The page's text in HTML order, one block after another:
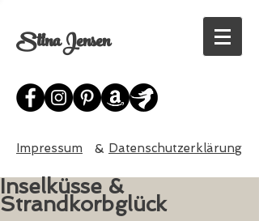
Stina Jensen
Impressum & Datenschutzerklärung
Inselküsse &
Strandkorbglück